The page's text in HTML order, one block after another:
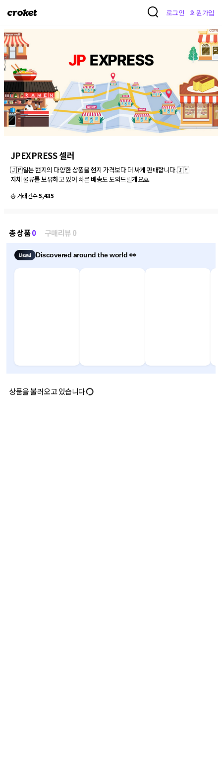
크
로그인 회원가입
JPEXPRESS 셀러
🇯🇵일본 현지의 다양한 상품을 현지 가격보다 더 싸게 판매합니다.🇯🇵
자체 물류를 보유하고 있어 빠른 배송도 도와드릴게요🙏
총 거래건수5,435
총 상품0 구매리뷰 0
Discovered around the world 👀
상품을 불러오고 있습니다